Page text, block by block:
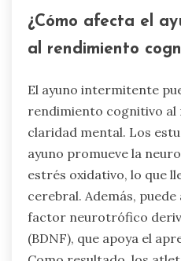
La nutrición post-
proteínas y
minutos ayuda a la
mejora la reparación
reservas de glucógeno.
pequeños pueden ser
minutos antes de los
proporcionar energía
La hidratación también
estrategias de momento
ingesta adecuada de